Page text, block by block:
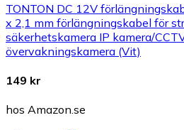
TONTON DC 12V
x 2,1 mm förlängningskabel för
säkerhetskamera IP kamera/
övervakningskamera (Vit)
149 kr
hos Amazon.se